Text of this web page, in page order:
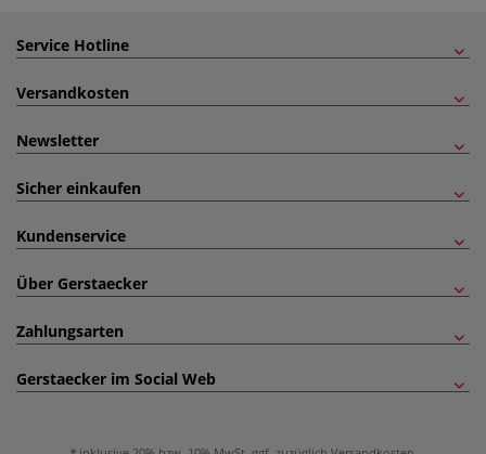
Service Hotline
Versandkosten
Newsletter
Sicher einkaufen
Kundenservice
Über Gerstaecker
Zahlungsarten
Gerstaecker im Social Web